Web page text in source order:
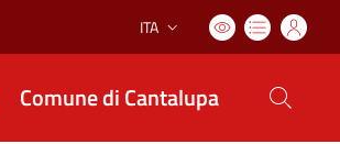
Lingua attiva:
ITA
Comune di Cantalupa